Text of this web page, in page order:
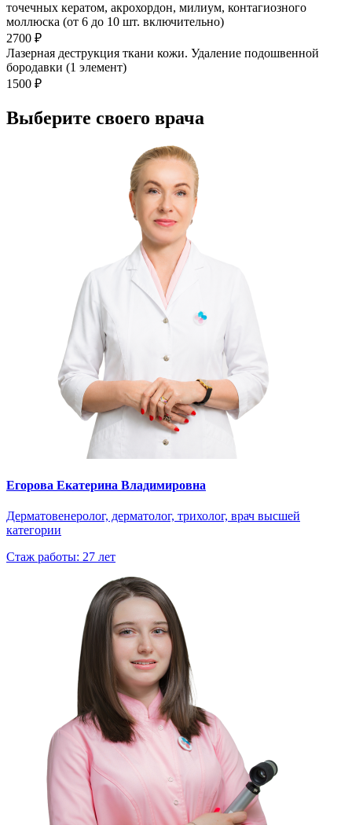
точечных кератом, акрохордон, милиум, контагиозного
моллюска (от 6 до 10 шт. включительно)
2700 ₽
Лазерная деструкция ткани кожи. Удаление подошвенной
бородавки (1 элемент)
1500 ₽
Выберите своего врача
Егорова Екатерина Владимировна
Дерматовенеролог, дерматолог, трихолог, врач высшей
категории
Стаж работы: 27 лет